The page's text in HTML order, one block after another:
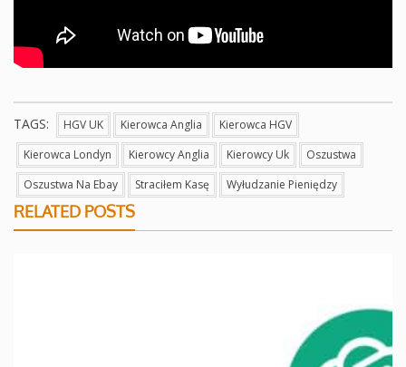
TAGS: HGV UK Kierowca Anglia
Kierowca HGV
Kierowca Londyn
Kierowcy Anglia Kierowcy Uk
Oszustwa
Oszustwa Na Ebay
Straciłem Kasę Wyłudzanie Pieniędzy
RELATED POSTS